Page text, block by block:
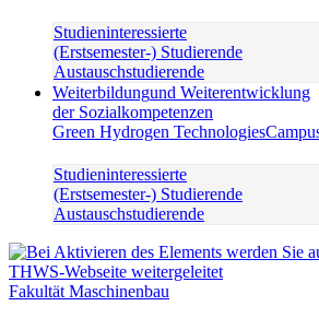
Studieninteressierte
(Erstsemester-) Studierende
Austauschstudierende
Weiterbildungund Weiterentwicklung
der Sozialkompetenzen
Green Hydrogen Technologies
Studieninteressierte
(Erstsemester-) Studierende
Austauschstudierende
Fakultät Maschinenbau